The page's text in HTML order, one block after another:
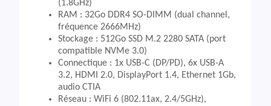
(1.8GHz)
RAM : 32Go DDR4 SO-DIMM (dual channel,
fréquence 2666MHz)
Stockage : 512Go SSD M.2 2280 SATA (port
compatible NVMe 3.0)
Connectique : 1x USB-C (DP/PD), 6x USB-A
3.2, HDMI 2.0, DisplayPort 1.4, Ethernet 1Gb,
audio CTIA
Réseau : WiFi 6 (802.11ax, 2.4/5GHz),